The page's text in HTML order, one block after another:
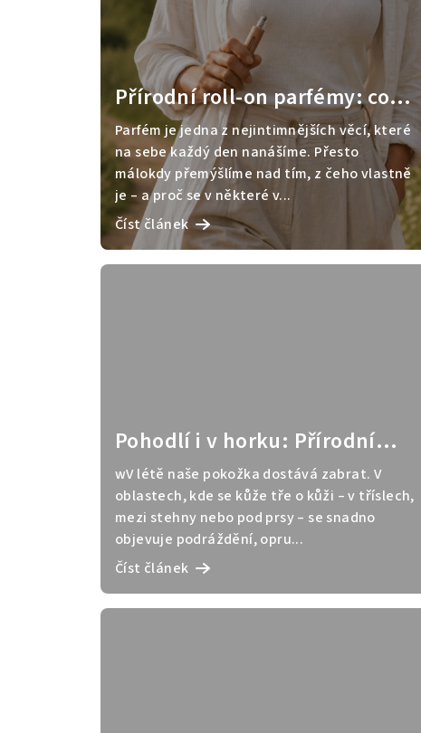
i
s
l
á
n
k
ů
Přírodní roll-on parfémy: co
se skrývá v lahvičce a jak si
vybrat tu svou
Parfém je jedna z nejintimnějších věcí, které
na sebe každý den nanášíme. Přesto
málokdy přemýšlíme nad tím, z čeho vlastně
je – a proč se v některé v...
Číst článek
Pohodlí i v horku: Přírodní
péče o intimní partie v létě
wV létě naše pokožka dostává zabrat. V
oblastech, kde se kůže tře o kůži – v tříslech,
mezi stehny nebo pod prsy – se snadno
objevuje podráždění, opru...
Číst článek